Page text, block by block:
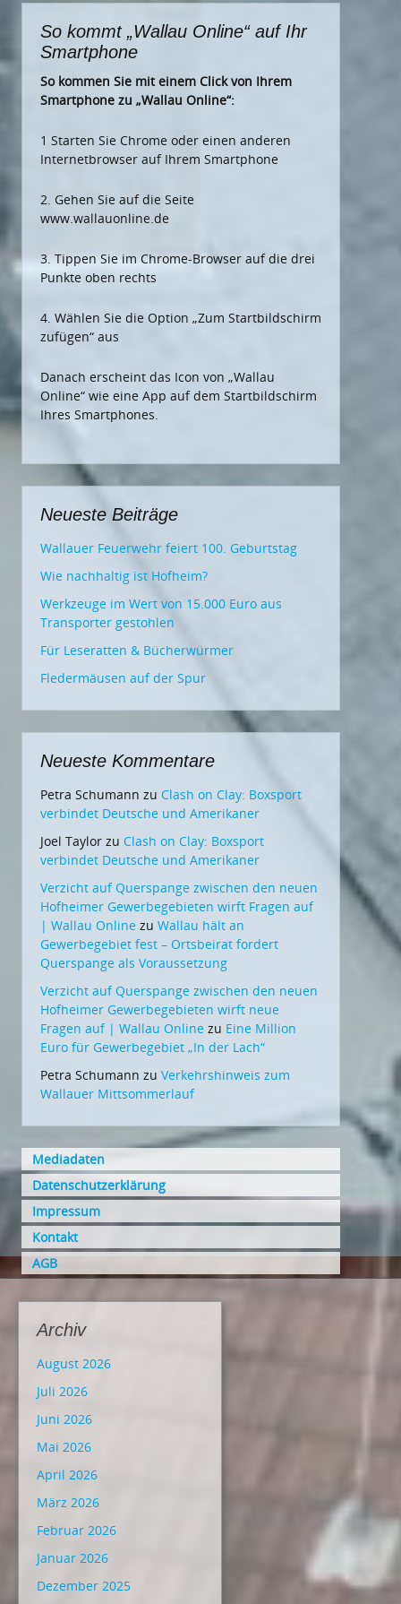
So kommt „Wallau Online“ auf Ihr
Smartphone
So kommen Sie mit einem Click von Ihrem
Smartphone zu „Wallau Online“:
1 Starten Sie Chrome oder einen anderen
Internetbrowser auf Ihrem Smartphone
2. Gehen Sie auf die Seite
www.wallauonline.de
3. Tippen Sie im Chrome-Browser auf die drei
Punkte oben rechts
4. Wählen Sie die Option „Zum Startbildschirm
zufügen“ aus
Danach erscheint das Icon von „Wallau
Online“ wie eine App auf dem Startbildschirm
Ihres Smartphones.
Neueste Beiträge
Wallauer Feuerwehr feiert 100. Geburtstag
Wie nachhaltig ist Hofheim?
Werkzeuge im Wert von 15.000 Euro aus
Transporter gestohlen
Für Leseratten & Bücherwürmer
Fledermäusen auf der Spur
Neueste Kommentare
Petra Schumann zu Clash on Clay: Boxsport
verbindet Deutsche und Amerikaner
Joel Taylor zu Clash on Clay: Boxsport
verbindet Deutsche und Amerikaner
Verzicht auf Querspange zwischen den neuen
Hofheimer Gewerbegebieten wirft Fragen auf
| Wallau Online zu Wallau hält an
Gewerbegebiet fest – Ortsbeirat fordert
Querspange als Voraussetzung
Verzicht auf Querspange zwischen den neuen
Hofheimer Gewerbegebieten wirft neue
Fragen auf | Wallau Online zu Eine Million
Euro für Gewerbegebiet „In der Lach“
Petra Schumann zu Verkehrshinweis zum
Wallauer Mittsommerlauf
Mediadaten
Datenschutzerklärung
Impressum
Kontakt
AGB
Archiv
August 2026
Juli 2026
Juni 2026
Mai 2026
April 2026
März 2026
Februar 2026
Januar 2026
Dezember 2025